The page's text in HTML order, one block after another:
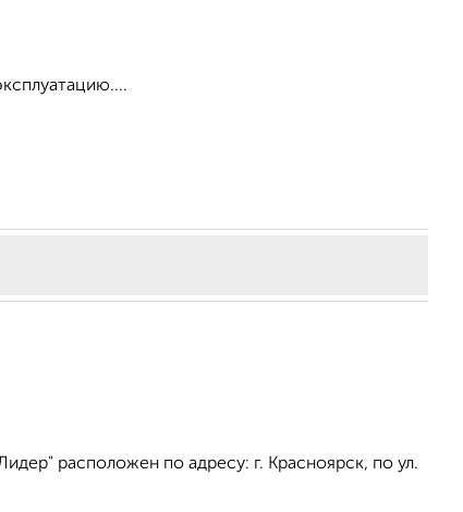
расположен по адресу: г. Красноярск, по ул.